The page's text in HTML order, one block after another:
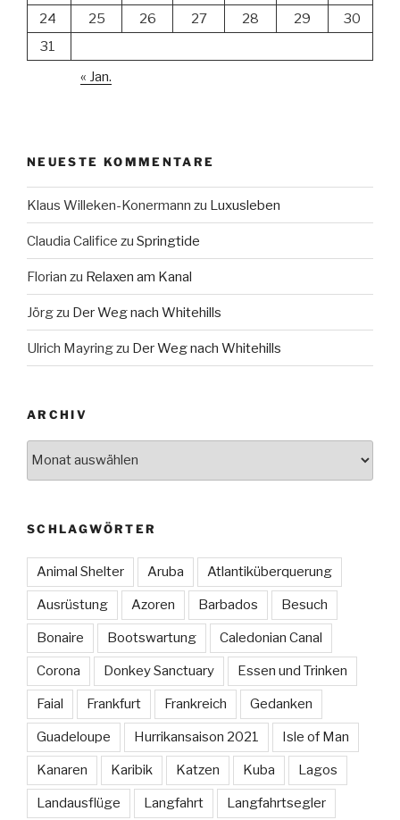
24
25 26 27 28 29
30
31
« Jan.
NEUESTE KOMMENTARE
Klaus Willeken-Konermann zu Luxusleben
Claudia Califice zu Springtide
Florian zu Relaxen am Kanal
Jörgzu Der Weg nach Whitehills
Ulrich Mayringzu Der Weg nach Whitehills
ARCHIV
SCHLAGWÖRTER
Animal Shelter Aruba Atlantiküberquerung
Ausrüstung Azoren Barbados Besuch
Bonaire Bootswartung Caledonian Canal
Corona Donkey Sanctuary Essen und Trinken
Faial Frankfurt Frankreich Gedanken
Guadeloupe Hurrikansaison 2021 Isle of Man
Kanaren Karibik Katzen Kuba Lagos
Landausflüge Langfahrt Langfahrtsegler